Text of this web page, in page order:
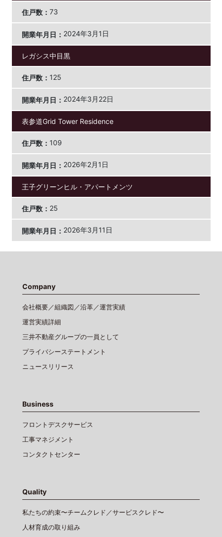
73
2024年3月1日
レガシス中目黒
125
2024年3月22日
表参道Grid Tower Residence
109
2026年2月1日
王子グリーンヒル・アパートメンツ
25
2026年3月11日
Company
会社概要／組織図／沿革／運営実績
運営実績詳細
三井不動産グループの一員として
プライバシーステートメント
ニュースリリース
Business
フロントデスクサービス
工事マネジメント
コンタクトセンター
Quality
私たちの約束〜チームクレド／サービスクレド〜
人材育成の取り組み